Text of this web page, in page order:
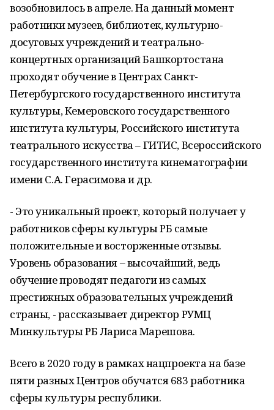
возобновилось в апреле. На данный момент
работники музеев, библиотек, культурно-
досуговых учреждений и театрально-
концертных организаций Башкортостана
проходят обучение в Центрах Санкт-
Петербургского государственного института
культуры, Кемеровского государственного
института культуры, Российского института
театрального искусства – ГИТИС, Всероссийского
государственного института кинематографии
имени С.А. Герасимова и др.
- Это уникальный проект, который получает у
работников сферы культуры РБ самые
положительные и восторженные отзывы.
Уровень образования – высочайший, ведь
обучение проводят педагоги из самых
престижных образовательных учреждений
страны, - рассказывает директор РУМЦ
Минкультуры РБ Лариса Марешова.
Всего в 2020 году в рамках нацпроекта на базе
пяти разных Центров обучатся 683 работника
сферы культуры республики.